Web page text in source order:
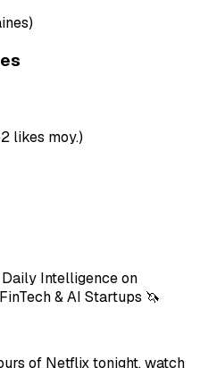
likes moy.)
Intelligence on
& AI Startups 🦄
of Netflix tonight, watch